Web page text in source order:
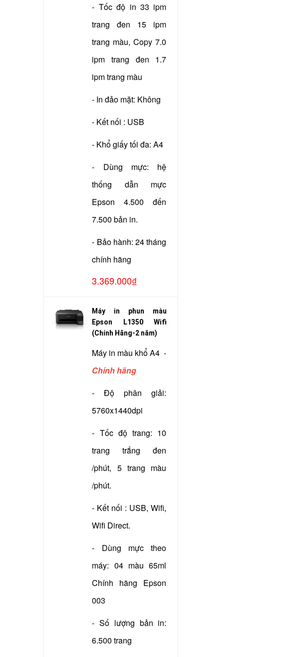
- Tốc độ in 33 ipm
trang đen 15 ipm
trang màu, Copy 7.0
ipm trang đen 1.7
ipm trang màu
- In đảo mặt: Không
- Kết nối : USB
- Khổ giấy tối đa: A4
- Dùng mực: hệ
thống dẫn mực
Epson 4.500 đến
7.500 bản in.
- Bảo hành: 24 tháng
chính hãng
3.369.000₫
Máy in phun màu
Epson L1350 Wifi
(Chính Hãng-2 năm)
Máy in màu khổ A4 -
Chính hãng
- Độ phân giải:
5760x1440dpi
- Tốc độ trang: 10
trang trắng đen
/phút, 5 trang màu
/phút.
- Kết nối : USB, Wifi,
Wifi Direct.
- Dùng mực theo
máy: 04 màu 65ml
Chính hãng Epson
003
- Số lượng bản in:
6.500 trang